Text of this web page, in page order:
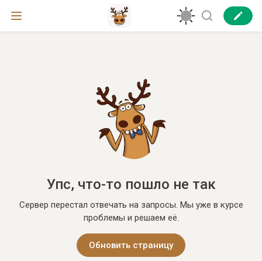
Упс, что-то пошло не так
Сервер перестал отвечать на запросы. Мы уже в курсе
проблемы и решаем её.
Обновить страницу